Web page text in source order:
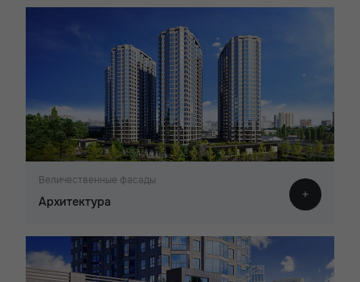
Величественные фасады
Архитектура